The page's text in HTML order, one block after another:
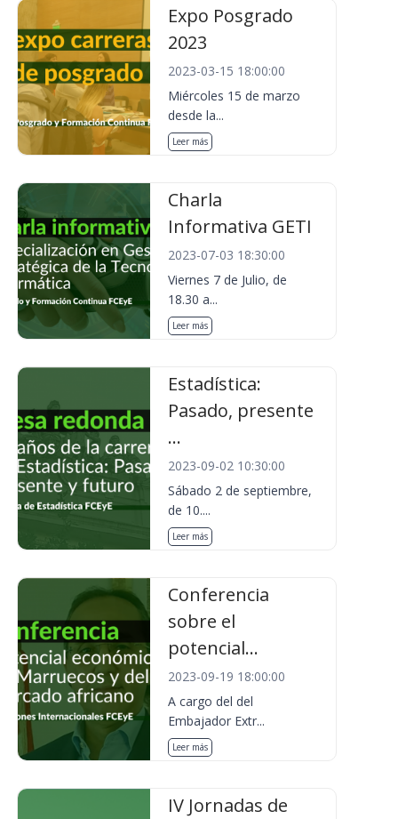
Expo Posgrado
2023
2023-03-15 18:00:00
Miércoles 15 de marzo
desde la...
Leer más
Charla
Informativa GETI
2023-07-03 18:30:00
Viernes 7 de Julio, de
18.30 a...
Leer más
Estadística:
Pasado, presente
...
2023-09-02 10:30:00
Sábado 2 de septiembre,
de 10....
Leer más
Conferencia
sobre el
potencial...
2023-09-19 18:00:00
A cargo del del
Embajador Extr...
Leer más
IV Jornadas de